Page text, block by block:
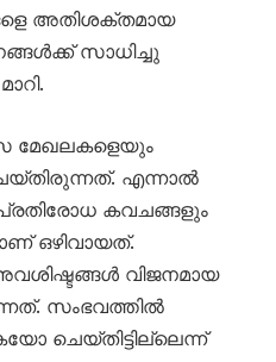
അതിശക്തമായ
സാധിച്ചു
മേഖലകളെയും
എന്നാൽ
കവചങ്ങളും
ഒഴിവായത്.
വിജനമായ
സംഭവത്തിൽ
ചെയ്തിട്ടില്ലെന്ന്